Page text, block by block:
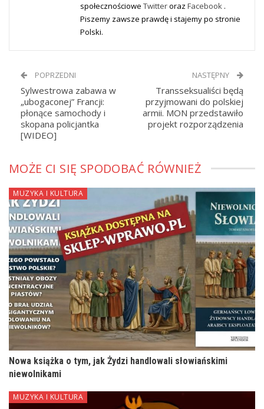
społecznościowe Twitteroraz Facebook .
Piszemy zawsze prawdę i stajemy po stronie
Polski.
POPRZEDNI
Sylwestrowa zabawa w
„ubogaconej” Francji:
płonące samochody i
skopana policjantka
[WIDEO]
NASTĘPNY
Transseksualiści będą
przyjmowani do polskiej
armii. MON przedstawiło
projekt rozporządzenia
MOŻE CI SIĘ SPODOBAĆ RÓWNIEŻ
MUZYKA I KULTURA
Nowa książka o tym, jak Żydzi handlowali słowiańskimi
niewolnikami
MUZYKA I KULTURA